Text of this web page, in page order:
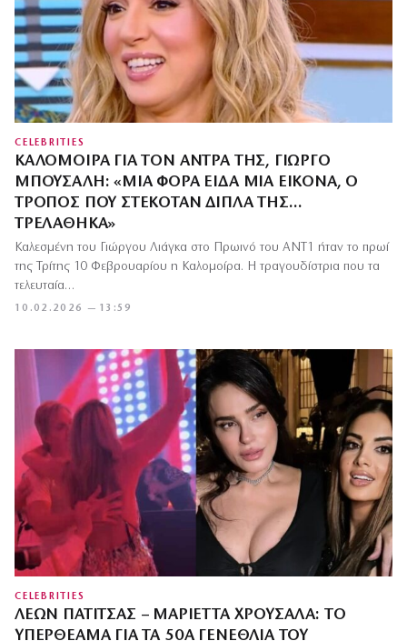
CELEBRITIES
ΚΑΛΟΜΟΊΡΑ ΓΙΑ ΤΟΝ ΆΝΤΡΑ ΤΗΣ, ΓΙΏΡΓΟ
ΜΠΟΎΣΑΛΗ: «ΜΙΑ ΦΟΡΆ ΕΊΔΑ ΜΙΑ ΕΙΚΌΝΑ, Ο
ΤΡΌΠΟΣ ΠΟΥ ΣΤΕΚΌΤΑΝ ΔΊΠΛΑ ΤΗΣ…
ΤΡΕΛΆΘΗΚΑ»
10.02.2026 — 13:59
Καλεσμένη του Γιώργου Λιάγκα στο Πρωινό του ΑΝΤ1 ήταν το πρωί
της Τρίτης 10 Φεβρουαρίου η Καλομοίρα. Η τραγουδίστρια που τα
τελευταία…
CELEBRITIES
ΛΈΩΝ ΠΑΤΊΤΣΑΣ – ΜΑΡΙΈΤΤΑ ΧΡΟΥΣΑΛΆ: ΤΟ
ΥΠΕΡΘΈΑΜΑ ΓΙΑ ΤΑ 50Α ΓΕΝΈΘΛΙΑ ΤΟΥ